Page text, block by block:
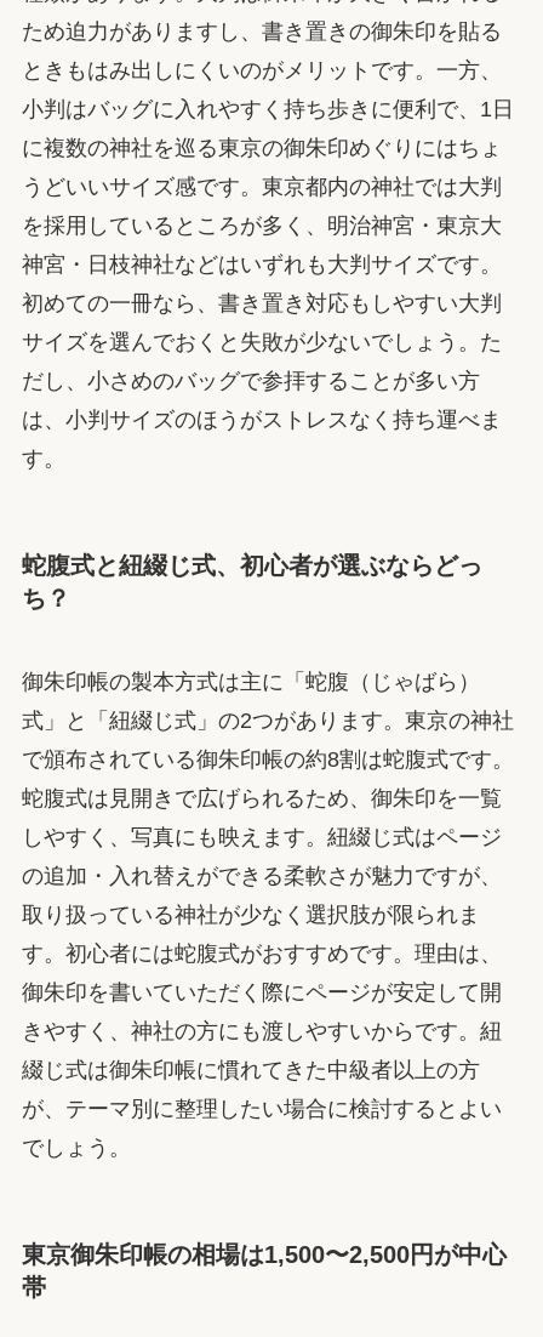
ため迫力がありますし、書き置きの御朱印を貼る
ときもはみ出しにくいのがメリットです。一方、
小判はバッグに入れやすく持ち歩きに便利で、1日
に複数の神社を巡る東京の御朱印めぐりにはちょ
うどいいサイズ感です。東京都内の神社では大判
を採用しているところが多く、明治神宮・東京大
神宮・日枝神社などはいずれも大判サイズです。
初めての一冊なら、書き置き対応もしやすい大判
サイズを選んでおくと失敗が少ないでしょう。た
だし、小さめのバッグで参拝することが多い方
は、小判サイズのほうがストレスなく持ち運べま
す。
蛇腹式と紐綴じ式、初心者が選ぶならどっ
ち？
御朱印帳の製本方式は主に「蛇腹（じゃばら）
式」と「紐綴じ式」の2つがあります。東京の神社
で頒布されている御朱印帳の約8割は蛇腹式です。
蛇腹式は見開きで広げられるため、御朱印を一覧
しやすく、写真にも映えます。紐綴じ式はページ
の追加・入れ替えができる柔軟さが魅力ですが、
取り扱っている神社が少なく選択肢が限られま
す。初心者には蛇腹式がおすすめです。理由は、
御朱印を書いていただく際にページが安定して開
きやすく、神社の方にも渡しやすいからです。紐
綴じ式は御朱印帳に慣れてきた中級者以上の方
が、テーマ別に整理したい場合に検討するとよい
でしょう。
東京御朱印帳の相場は1,500〜2,500円が中心
帯